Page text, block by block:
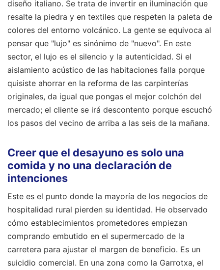
diseño italiano. Se trata de invertir en iluminación que
resalte la piedra y en textiles que respeten la paleta de
colores del entorno volcánico. La gente se equivoca al
pensar que "lujo" es sinónimo de "nuevo". En este
sector, el lujo es el silencio y la autenticidad. Si el
aislamiento acústico de las habitaciones falla porque
quisiste ahorrar en la reforma de las carpinterías
originales, da igual que pongas el mejor colchón del
mercado; el cliente se irá descontento porque escuchó
los pasos del vecino de arriba a las seis de la mañana.
Creer que el desayuno es solo una
comida y no una declaración de
intenciones
Este es el punto donde la mayoría de los negocios de
hospitalidad rural pierden su identidad. He observado
cómo establecimientos prometedores empiezan
comprando embutido en el supermercado de la
carretera para ajustar el margen de beneficio. Es un
suicidio comercial. En una zona como la Garrotxa, el